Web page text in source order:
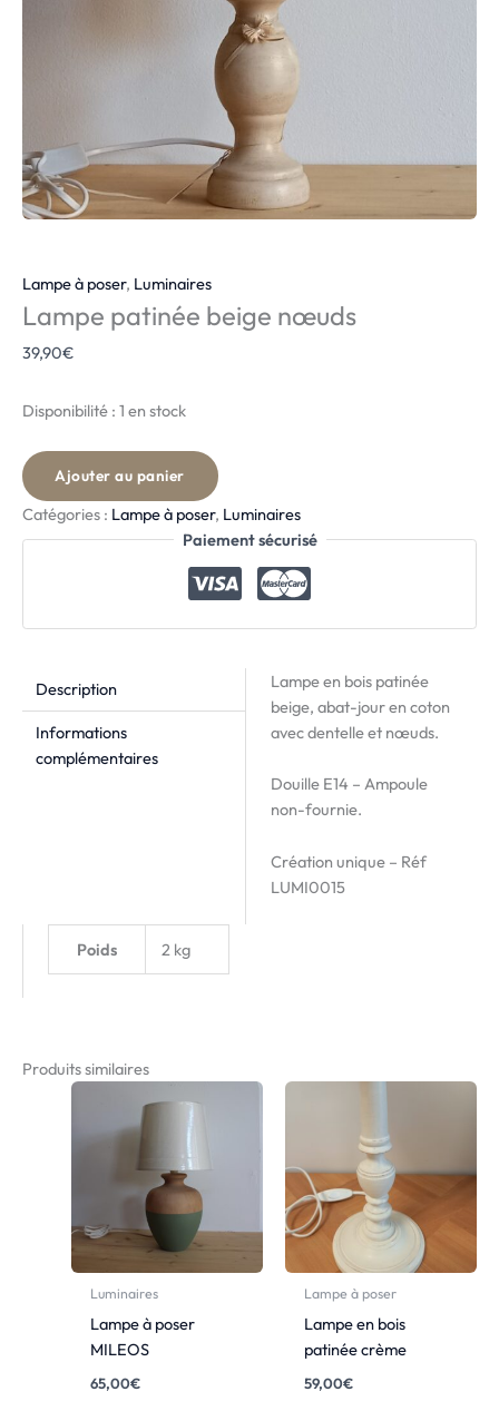
Lampe à poser, Luminaires
Lampe patinée beige nœuds
39,90€
Disponibilité : 1 en stock
Ajouter au panier
Catégories : Lampe à poser, Luminaires
Paiement sécurisé
Description
Informations
complémentaires
Lampe en bois patinée
beige, abat-jour en coton
avec dentelle et nœuds.
Douille E14 – Ampoule
non-fournie.
Création unique – Réf
LUMI0015
Poids 2 kg
Produits similaires
Luminaires
Lampe à poser
MILEOS
65,00€
Lampe à poser
Lampe en bois
patinée crème
59,00€